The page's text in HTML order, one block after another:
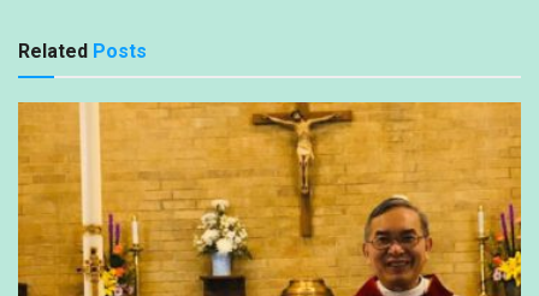
Related Posts